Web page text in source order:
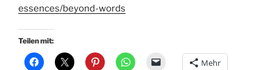
essences/beyond-words
Teilen mit:
Mehr